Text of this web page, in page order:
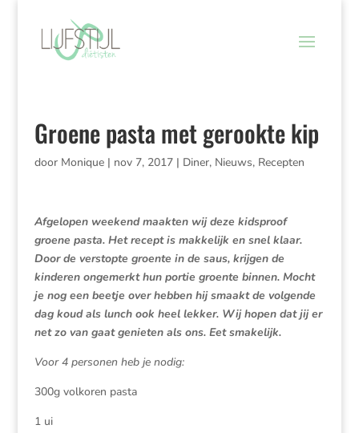
Groene pasta met gerookte kip
door Monique| nov 7, 2017| Diner, Nieuws, Recepten
Afgelopen weekend maakten wij deze kidsproof
groene pasta. Het recept is makkelijk en snel klaar.
Door de verstopte groente in de saus, krijgen de
kinderen ongemerkt hun portie groente binnen. Mocht
je nog een beetje over hebben hij smaakt de volgende
dag koud als lunch ook heel lekker. Wij hopen dat jij er
net zo van gaat genieten als ons. Eet smakelijk.
Voor 4 personen heb je nodig:
300g volkoren pasta
1 ui